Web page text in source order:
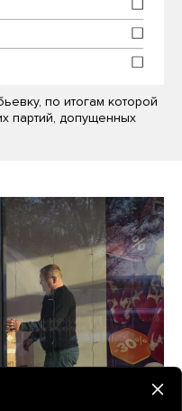
по итогам которой
партий, допущенных